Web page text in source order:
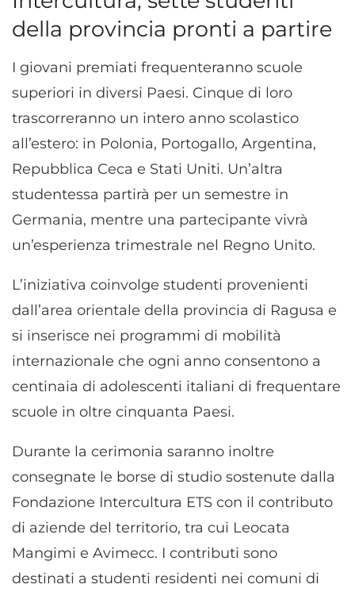
della provincia pronti a partire
I giovani premiati frequenteranno scuole
superiori in diversi Paesi. Cinque di loro
trascorreranno un intero anno scolastico
all’estero: in Polonia, Portogallo, Argentina,
Repubblica Ceca e Stati Uniti. Un’altra
studentessa partirà per un semestre in
Germania, mentre una partecipante vivrà
un’esperienza trimestrale nel Regno Unito.
L’iniziativa coinvolge studenti provenienti
dall’area orientale della provincia di Ragusa e
si inserisce nei programmi di mobilità
internazionale che ogni anno consentono a
centinaia di adolescenti italiani di frequentare
scuole in oltre cinquanta Paesi.
Durante la cerimonia saranno inoltre
consegnate le borse di studio sostenute dalla
Fondazione Intercultura ETS con il contributo
di aziende del territorio, tra cui Leocata
Mangimi e Avimecc. I contributi sono
destinati a studenti residenti nei comuni di